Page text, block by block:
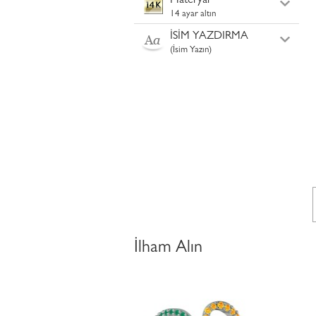
14 ayar altın
İSİM YAZDIRMA
(İsim Yazın)
İlham Alın